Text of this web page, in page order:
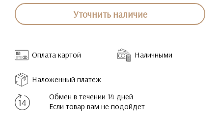
Уточнить наличие
Оплата картой Наличными
Наложенный платеж
Обмен в течении 14 дней
Если товар вам не подойдет